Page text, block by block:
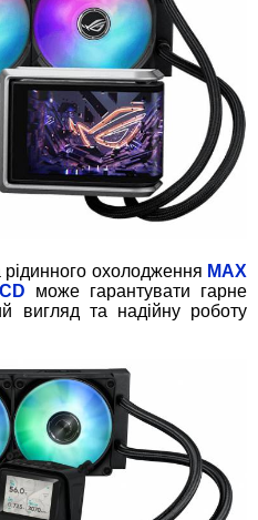
охолодження MAX
може гарантувати гарне
вигляд та надійну роботу